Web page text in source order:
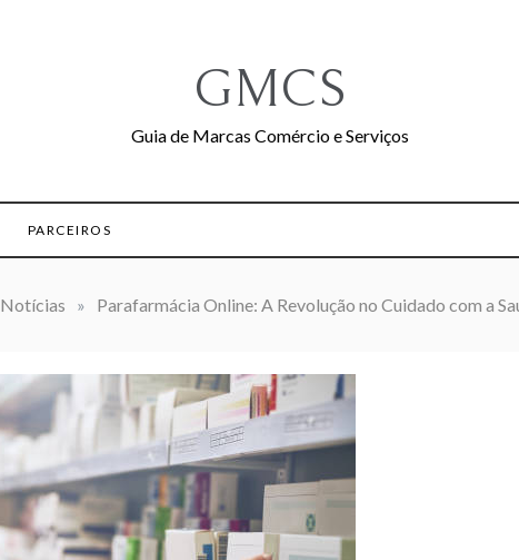
GMCS
Guia de Marcas Comércio e Serviços
PARCEIROS
Notícias » Parafarmácia Online: A Revolução no Cuidado com a